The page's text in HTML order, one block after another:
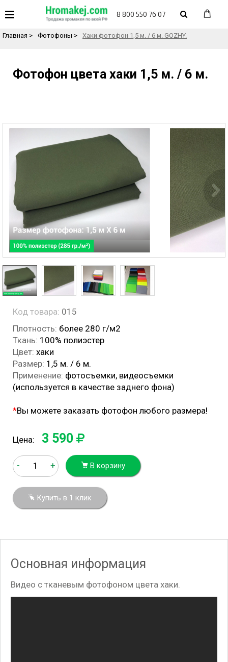
8 800 550 76 07
Назад в каталог товаров
Главная > Фотофоны > Хаки фотофон 1,5 м. / 6 м. GOZHY.
Фотофон цвета хаки 1,5 м. / 6 м.
Код товара: 015
Плотность: более 280 г/м2
Ткань: 100% полиэстер
Цвет: хаки
Размер: 1,5 м. / 6 м.
Применение: фотосъемки, видеосъемки
(используется в качестве заднего фона)
*Вы можете заказать фотофон любого размера!
Цена: 3 590
- + В корзину
Купить в 1 клик
Основная информация
Видео с тканевым фотофоном цвета хаки.